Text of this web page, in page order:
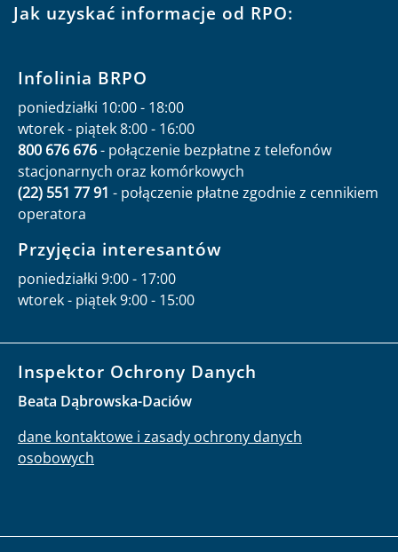
Jak uzyskać informacje od RPO:
Infolinia BRPO
poniedziałki 10:00 - 18:00
wtorek - piątek 8:00 - 16:00
800 676 676- połączenie bezpłatne z telefonów
stacjonarnych oraz komórkowych
(22) 551 77 91 - połączenie płatne zgodnie z cennikiem
operatora
Przyjęcia interesantów
poniedziałki 9:00 - 17:00
wtorek - piątek 9:00 - 15:00
Inspektor Ochrony Danych
Beata Dąbrowska-Daciów
dane kontaktowe i zasady ochrony danych
osobowych